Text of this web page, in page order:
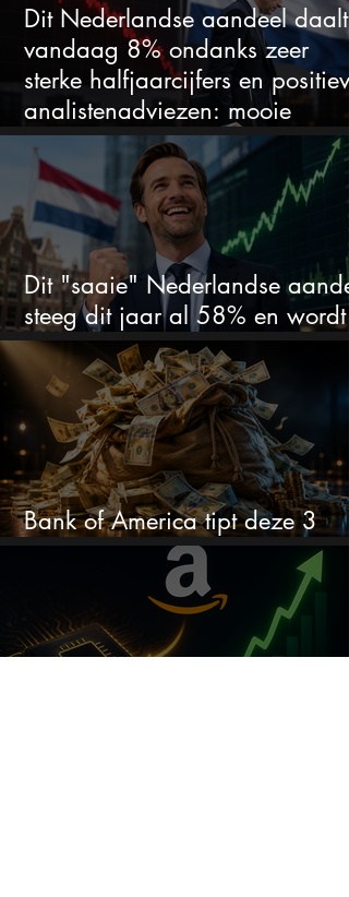
Dit Nederlandse aandeel daalt
vandaag 8% ondanks zeer
sterke halfjaarcijfers en positieve
analistenadviezen: mooie
koopkans?
Dit "saaie" Nederlandse
steeg dit jaar al 58% en wordt
volgens analisten onderschat
Bank of America tipt deze 3
chipaandelen